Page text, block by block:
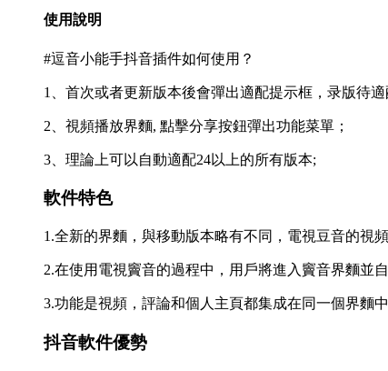
使用說明
#逗音小能手抖音插件如何使用？
1、首次或者更新版本後會彈出適配提示框，录版待適
2、視頻播放界麵, 點擊分享按鈕彈出功能菜單；
3、理論上可以自動適配24以上的所有版本;
軟件特色
1.全新的界麵，與移動版本略有不同，電視豆音的視
2.在使用電視竇音的過程中，用戶將進入竇音界麵並
3.功能是視頻，評論和個人主頁都集成在同一個界麵
抖音軟件優勢